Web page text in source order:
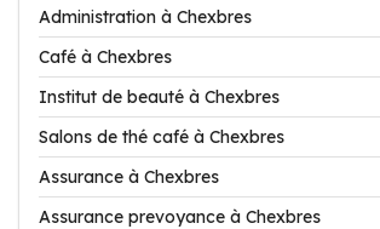
Administration à Chexbres
Café à Chexbres
Institut de beauté à Chexbres
Salons de thé café à Chexbres
Assurance à Chexbres
Assurance prevoyance à Chexbres